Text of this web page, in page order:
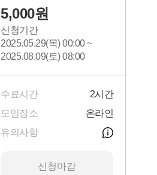
5,000원
신청기간
2025.05.29(목) 00:00 ~
2025.08.09(토) 08:00
수료시간
2시간
모임장소
온라인
유의사항
신청마감